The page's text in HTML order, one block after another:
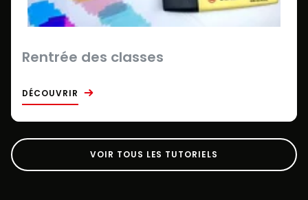
Rentrée des classes
DÉCOUVRIR
VOIR TOUS LES TUTORIELS